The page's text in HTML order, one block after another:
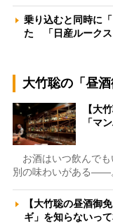
乗り込むと同時に
た 「日産ルーク
大竹聡の「昼酒
【大
「マ
お酒はいつ飲んでも
別の味わいがある――
【大竹聡の昼酒御
ギ」を知らないっ